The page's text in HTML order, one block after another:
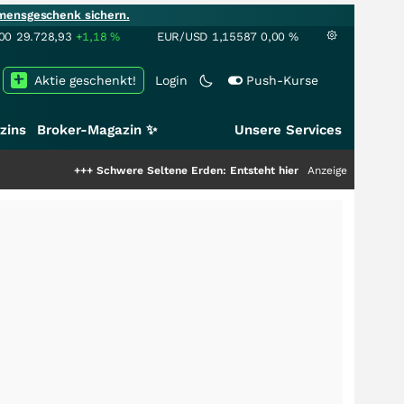
sichern.
29.728,93 +1,18% EUR/USD 1,15587 0,00 %
Login Push-Kurse
Aktie geschenkt!
Broker-Magazin ✨ Unsere Services
Schwere Seltene Erden: Entsteht hier die nächste Milliardenstory?
Anzeige